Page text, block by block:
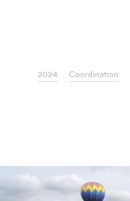
2024 Coordination